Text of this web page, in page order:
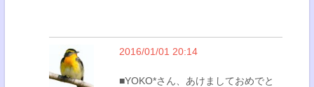
2016/01/01 20:14
■YOKO*さん、あけましておめでと